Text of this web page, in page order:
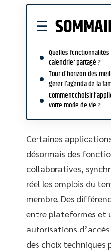
Quelles
calendrier partagé ?
Tour d’horizon des
gérer l’agenda de la
Comment choisir
votre mode de vie ?
Certaines
désormais des
collaboratives,
réel les emplois du
membre. Des
entre plateformes et
autorisations
des choix techniques